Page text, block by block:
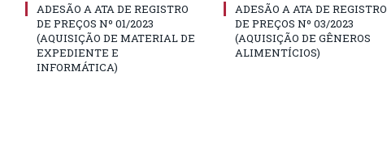
ADESÃO A ATA DE REGISTRO
DE PREÇOS Nº 01/2023
(AQUISIÇÃO DE MATERIAL DE
EXPEDIENTE E
INFORMÁTICA)
ADESÃO A ATA DE REGISTRO
DE PREÇOS Nº 03/2023
(AQUISIÇÃO DE GÊNEROS
ALIMENTÍCIOS)